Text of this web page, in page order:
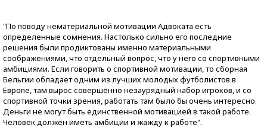
"По поводу нематериальной мотивации Адвоката есть
определенные сомнения. Настолько сильно его последние
решения были продиктованы именно материальными
соображениями, что отдельный вопрос, что у него со спортивными
амбициями. Если говорить о спортивной мотивации, то сборная
Бельгии обладает одним из лучших молодых футболистов в
Европе, там вырос совершенно незаурядный набор игроков, и со
спортивной точки зрения, работать там было бы очень интересно.
Деньги не могут быть единственной мотивацией в такой работе.
Человек должен иметь амбиции и жажду к работе".